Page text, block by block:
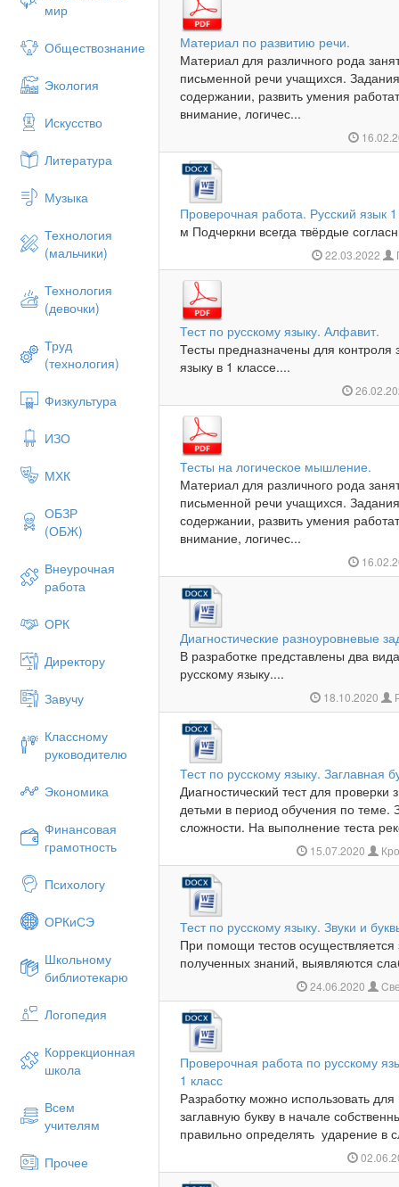
мир
Обществознание
Экология
Искусство
Литература
Музыка
Технология
(мальчики)
Технология
(девочки)
Труд
(технология)
Физкультура
ИЗО
МХК
ОБЗР
(ОБЖ)
Внеурочная
работа
ОРК
Директору
Завучу
Классному
руководителю
Экономика
Финансовая
грамотность
Психологу
ОРКиСЭ
Школьному
библиотекарю
Логопедия
Коррекционная
школа
Всем
учителям
Прочее
Материал по развитию речи.
Материал для различного рода
письменной речи учащихся.
содержании, развить умения
внимание, логичес...
Проверочная работа. Русский язык
м Подчеркни всегда твёрдые
22.03.2022
Тест по русскому языку. Алфавит.
Тесты предназначены для
языку в 1 классе....
Тесты на логическое мышление.
Материал для различного рода
письменной речи учащихся.
содержании, развить умения
внимание, логичес...
Диагностические разноуровневые
В разработке представлены два
русскому языку....
18.10.2020
Тест по русскому языку. Заглавная
Диагностический тест для
детьми в период обучения по теме.
сложности. На выполнение теста
15.07.2020
Тест по русскому языку. Звуки и
При помощи тестов осуществляется
полученных знаний, выявляются
24.06.2020
Проверочная работа по русскому
1 класс
Разработку можно использовать
заглавную букву в начале
правильно определять ударение в